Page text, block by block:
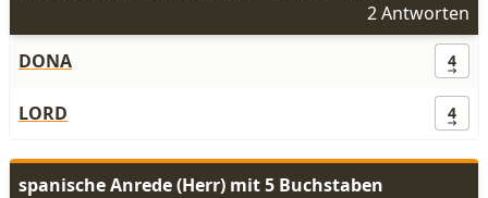
2 Antworten
DONA
4
LORD 4
spanische Anrede (Herr) mit 5 Buchstaben